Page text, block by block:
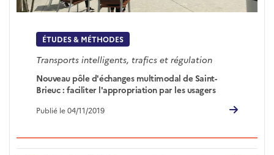
ÉTUDES & MÉTHODES
Transports intelligents, trafics et régulation
Nouveau pôle d'échanges multimodal de Saint-
Brieuc : faciliter l'appropriation par les usagers
Publié le 04/11/2019